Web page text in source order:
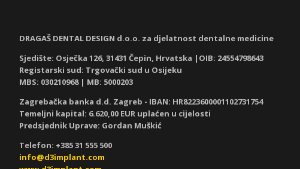
DRAGAŠ DENTAL DESIGN d.o.o. za djelatnost dentalne medicine
Sjedište: Osječka 126, 31431 Čepin, Hrvatska |OIB: 24554798643
Registarski sud: Trgovački sud u Osijeku
MBS: 030210968 | MB: 5000203
Zagrebačka banka d.d. Zagreb - IBAN: HR8223600001102731754
Temeljni kapital: 6.620,00 EUR uplaćen u cijelosti
Predsjednik Uprave: Gordan Muškić
Telefon: +385 31 555 500
info@d3implant.com